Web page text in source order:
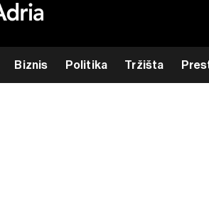
Biznis Politika Tržišta